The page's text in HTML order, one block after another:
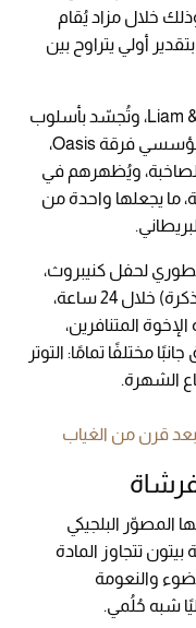
وذلك خلال مزاد يُقام
الرابع والعشرين من يونيو 2025، بتقدير أولي يتراوح بين
تحمل اللوحة عنوان Liam & Noel (Gallagher)، وتُجسّد بأسلوب
شاعري الشقيقين ليام ونويل غالاغر، مؤسسي فرقة Oasis،
ويُظهرهم في
ما يجعلها واحدة من
النجاح الأسطوري لحفل كنيبروث،
الذي بيعت تذاكره بالكامل (ربع مليون تذكرة) خلال 24 ساعة،
المتنافرين،
مختلفًا تمامًا: التوتر
الشهرة.
قرن من الغياب
المصوّر البلجيكي
تتجاوز المادة
والنعومة
شبه حُلُمي.